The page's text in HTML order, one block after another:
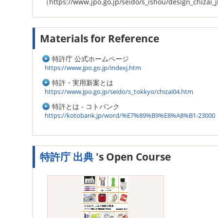
Materials for Reference
特許庁 公式ホームページ
https://www.jpo.go.jp/indexj.htm
特許・実用新案とは
https://www.jpo.go.jp/seido/s_tokkyo/chizai04.htm
特許とは - コトバンク
https://kotobank.jp/word/%E7%89%B9%E8%A8%B1-23000
特許庁 出典 's Open Course